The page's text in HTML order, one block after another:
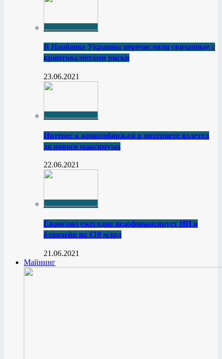
В Нацбанке Украины перечислили связанные с
криптовалютами риски
23.06.2021
Интерес к криптобиржам в интернете взлетел
до нового максимума
22.06.2021
Евросоюз ежегодно недофинансирует ИИ и
блокчейн на €10 млрд
21.06.2021
Майнинг